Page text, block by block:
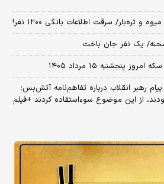
تره‌بار/ سرقت اطلاعات بانکی ۱۲۰۰ نفر!
یک نفر جان باخت
پنجشنبه ۱۵ مرداد ۱۴۰۵
رهبر انقلاب درباره تفاهم‌نامه آتش‌بس؛
از این موضوع سوءاستفاده کردند +فیلم